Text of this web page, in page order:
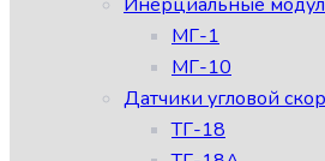
МГ-1
МГ-10
Датчики угловой
ТГ-18